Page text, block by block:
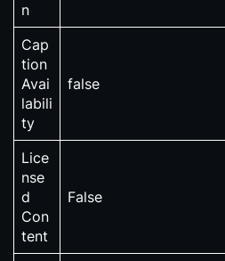
n
Cap
tion
Avai
labili
ty
false
Lice
nse
d
Con
tent
False